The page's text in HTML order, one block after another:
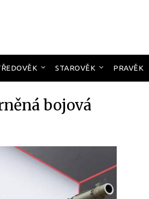
STAROVĚK PRAVĚK
bojová